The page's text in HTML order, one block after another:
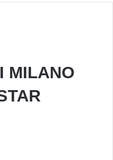
MILANO